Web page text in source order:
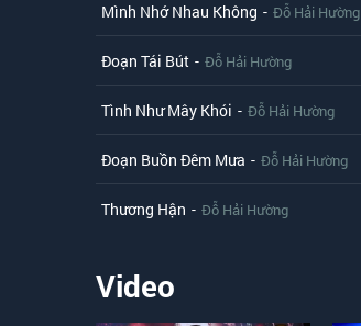
Mình Nhớ Nhau Không - Đỗ Hải Hường
Đoạn Tái Bút - Đỗ Hải Hường
Tình Như Mây Khói - Đỗ Hải Hường
Đoạn Buồn Đêm Mưa - Đỗ Hải Hường
Thương Hận - Đỗ Hải Hường
Video